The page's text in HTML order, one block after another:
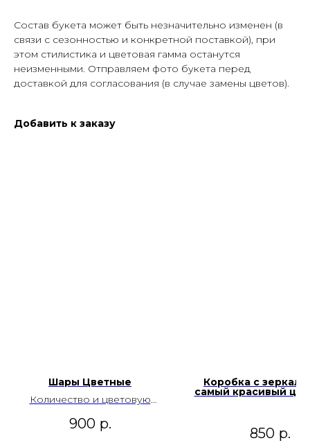
Cостав букета может быть незначительно изменен (в
связи с сезонностью и конкретной поставкой), при
этом стилистика и цветовая гамма останутся
неизменными. Отправляем фото букета перед
доставкой для согласования (в случае замены цветов).
Добавить к заказу
Шары Цветные
Количество и цветовую
900 р.
Коробка с
самый красивый
850 р.